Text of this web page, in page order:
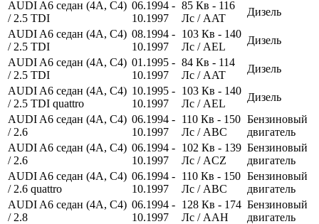
AUDI A6 седан (4A, C4)
/ 2.5 TDI
06.1994 -
10.1997
85 Кв - 116
Лс / AAT
Дизель
AUDI A6 седан (4A, C4)
/ 2.5 TDI
08.1994 -
10.1997
103 Кв - 140
Лс / AEL
Дизель
AUDI A6 седан (4A, C4)
/ 2.5 TDI
01.1995 -
10.1997
84 Кв - 114
Лс / AAT
Дизель
AUDI A6 седан (4A, C4)
/ 2.5 TDI quattro
10.1995 -
10.1997
103 Кв - 140
Лс / AEL
Дизель
AUDI A6 седан (4A, C4)
/ 2.6
06.1994 -
10.1997
110 Кв - 150
Лс / ABC
Бензиновый
двигатель
AUDI A6 седан (4A, C4)
/ 2.6
06.1994 -
10.1997
102 Кв - 139
Лс / ACZ
Бензиновый
двигатель
AUDI A6 седан (4A, C4)
/ 2.6 quattro
06.1994 -
10.1997
110 Кв - 150
Лс / ABC
Бензиновый
двигатель
AUDI A6 седан (4A, C4)
/ 2.8
06.1994 -
10.1997
128 Кв - 174
Лс / AAH
Бензиновый
двигатель